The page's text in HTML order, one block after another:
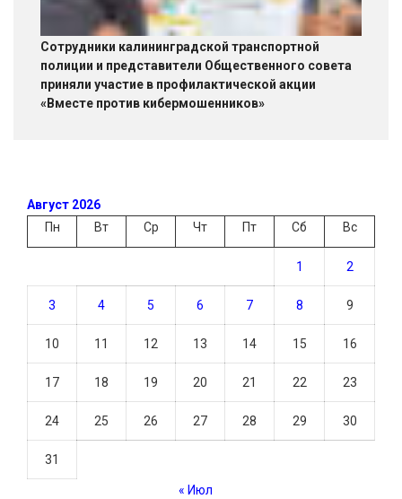
Сотрудники калининградской транспортной
полиции и представители Общественного совета
приняли участие в профилактической акции
«Вместе против кибермошенников»
Август 2026
Пн
Вт Ср Чт Пт Сб Вс
1 2
3 4 5 6 7 8 9
10 11 12 13 14 15 16
17 18 19 20 21 22 23
24 25 26 27 28 29 30
31
« Июл